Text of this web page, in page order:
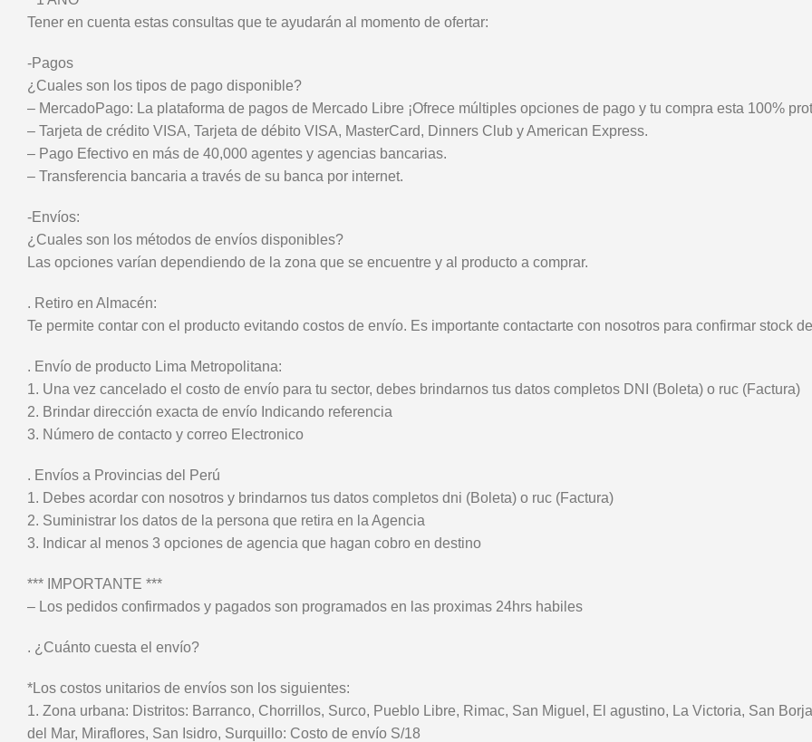
Tener en cuenta estas consultas que te ayudarán al momento de ofertar:
-Pagos
¿Cuales son los tipos de pago disponible?
– MercadoPago: La plataforma de pagos de Mercado Libre ¡Ofrece múltiples opciones de pago y tu compra esta 100%
– Tarjeta de crédito VISA, Tarjeta de débito VISA, MasterCard, Dinners Club y American Express.
– Pago Efectivo en más de 40,000 agentes y agencias bancarias.
– Transferencia bancaria a través de su banca por internet.
-Envíos:
¿Cuales son los métodos de envíos disponibles?
Las opciones varían dependiendo de la zona que se encuentre y al producto a comprar.
. Retiro en Almacén:
Te permite contar con el producto evitando costos de envío. Es importante contactarte con nosotros para confirmar stock
. Envío de producto Lima Metropolitana:
1. Una vez cancelado el costo de envío para tu sector, debes brindarnos tus datos completos DNI (Boleta) o ruc (Factura)
2. Brindar dirección exacta de envío Indicando referencia
3. Número de contacto y correo Electronico
. Envíos a Provincias del Perú
1. Debes acordar con nosotros y brindarnos tus datos completos dni (Boleta) o ruc (Factura)
2. Suministrar los datos de la persona que retira en la Agencia
3. Indicar al menos 3 opciones de agencia que hagan cobro en destino
*** IMPORTANTE ***
– Los pedidos confirmados y pagados son programados en las proximas 24hrs habiles
. ¿Cuánto cuesta el envío?
*Los costos unitarios de envíos son los siguientes:
1. Zona urbana: Distritos: Barranco, Chorrillos, Surco, Pueblo Libre, Rimac, San Miguel, El agustino, La Victoria, San
del Mar, Miraflores, San Isidro, Surquillo: Costo de envío S/18